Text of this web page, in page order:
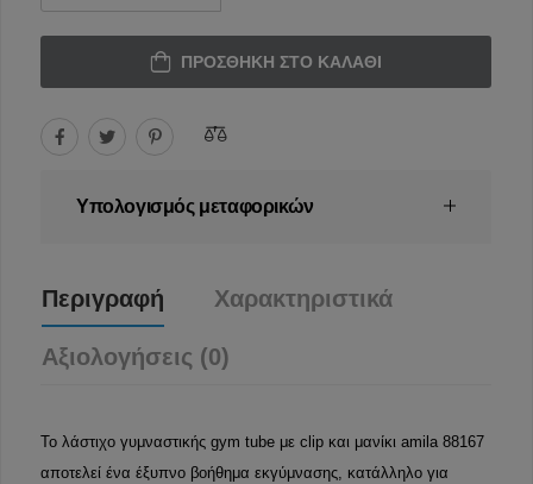
ΠΡΟΣΘΉΚΗ ΣΤΟ ΚΑΛΆΘΙ
Υπολογισμός μεταφορικών
Περιγραφή Χαρακτηριστικά
Αξιολογήσεις (0)
Το λάστιχο γυμναστικής gym tube με clip και μανίκι amila 88167
αποτελεί ένα έξυπνο βοήθημα εκγύμνασης, κατάλληλο για